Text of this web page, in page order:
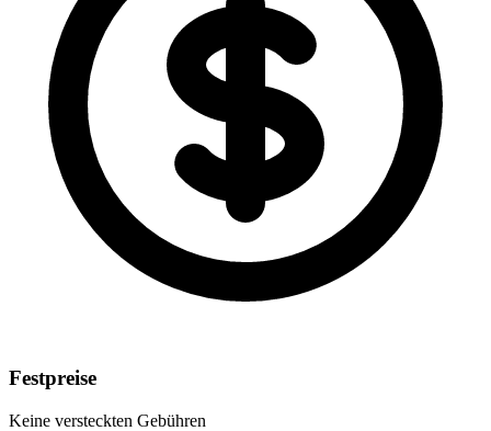
Festpreise
Keine versteckten Gebühren